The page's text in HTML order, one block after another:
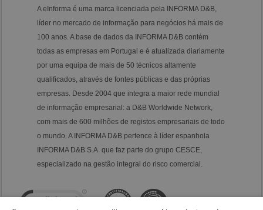
A eInforma é uma marca licenciada pela INFORMA D&B,
líder no mercado de informação para negócios há mais de
100 anos. A base de dados da INFORMA D&B contém
todas as empresas em Portugal e é atualizada diariamente
por uma equipa de mais de 50 técnicos altamente
qualificados, através de fontes públicas e das próprias
empresas. Desde 2004 que integra a maior rede mundial
de informação empresarial: a D&B Worldwide Network,
com mais de 600 milhões de registos empresariais de todo
o mundo. A INFORMA D&B pertence à líder espanhola
INFORMA D&B S.A. que faz parte do grupo CESCE,
especializado na gestão integral do risco comercial.